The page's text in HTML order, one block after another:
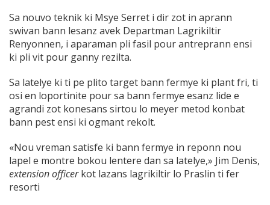
Sa nouvo teknik ki Msye Serret i dir zot in aprann
swivan bann lesanz avek Departman Lagrikiltir
Renyonnen, i aparaman pli fasil pour antreprann ensi
ki pli vit pour ganny rezilta.
Sa latelye ki ti pe plito target bann fermye ki plant fri, ti
osi en loportinite pour sa bann fermye esanz lide e
agrandi zot konesans sirtou lo meyer metod konbat
bann pest ensi ki ogmant rekolt.
«Nou vreman satisfe ki bann fermye in reponn nou
lapel e montre bokou lentere dan sa latelye,» Jim Denis,
extension officerkot lazans lagrikiltir lo Praslin ti fer
resorti